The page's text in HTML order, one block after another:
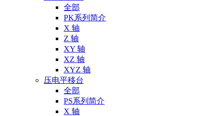
全部
PK系列简介
X 轴
Z 轴
XY 轴
XZ 轴
XYZ 轴
压电平移台
全部
PS系列简介
X 轴